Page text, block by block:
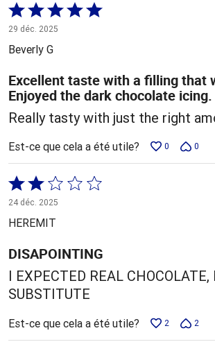
Coté
5 sur
5
29 déc. 2025
Beverly G
Excellent taste with a filling that
Enjoyed the dark chocolate icing.
Really tasty with just the right
Est-ce que cela a été utile? 0 0
Coté
2 sur
5
24 déc. 2025
HEREMIT
DISAPOINTING
I EXPECTED REAL CHOCOLATE,
SUBSTITUTE
Est-ce que cela a été utile? 2 2